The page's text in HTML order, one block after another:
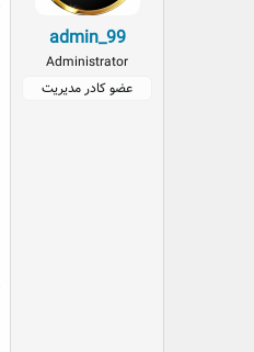
admin_99
Administrator
عضو کادر مدیریت